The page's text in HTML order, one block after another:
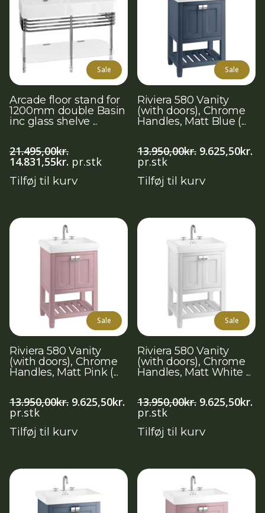
Sale
Arcade floor stand for
1200mm double Basin
inc glass shelve ...
21.495,00kr.
Den
oprindelige
pris
14.831,55kr. Den
aktuelle
pris
pr.stk
Tilføj til kurv
Sale
Riviera 580 Vanity
(with doors), Chrome
Handles, Matt Blue (...
13.950,00kr. Den
oprindelige
var:
9.625,50kr.
pr.stk
Tilføj til kurv
Sale
Riviera 580 Vanity
(with doors), Chrome
Handles, Matt Pink (...
13.950,00kr. Den
oprindelige
var:
9.625,50kr. Den
aktuelle
pris
pr.stk
Tilføj til kurv
Sale
Riviera 580 Vanity
(with doors), Chrome
Handles, Matt White ...
13.950,00kr. Den
oprindelige
var:
9.625,50kr.
pr.stk
Tilføj til kurv